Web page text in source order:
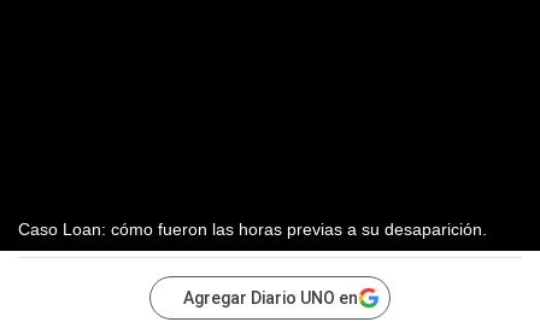
Caso Loan: cómo fueron las horas previas a su desaparición.
Agregar Diario UNO en